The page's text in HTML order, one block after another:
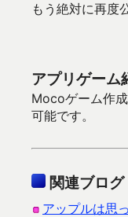
もう絶対に再度
アプリゲーム
Mocoゲーム作
可能です。
関連ブログ
アップルは思